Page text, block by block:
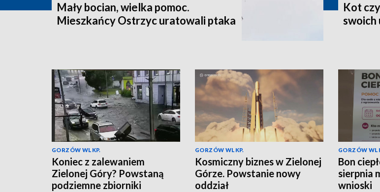
Mały bocian, wielka pomoc.
Mieszkańcy Ostrzyc uratowali ptaka
Kot
swoich
GORZÓW WLKP.
Koniec z zalewaniem
Zielonej Góry? Powstaną
podziemne zbiorniki
GORZÓW WLKP.
Kosmiczny biznes w Zielonej
Górze. Powstanie nowy
oddział
GORZÓW
Bon
sierpnia
wnioski